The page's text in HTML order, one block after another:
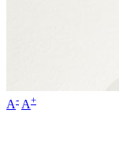
A- A+